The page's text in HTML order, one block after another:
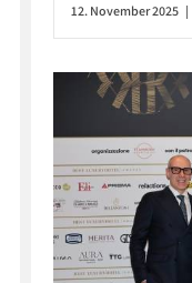
12. November 2025